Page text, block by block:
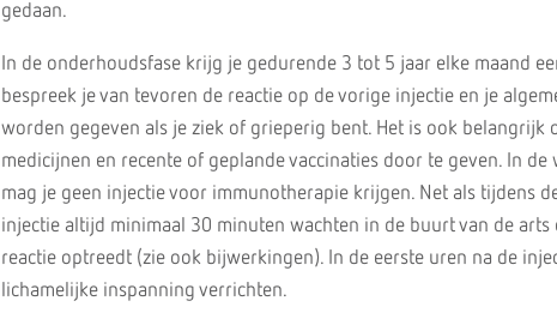
gedaan.
In de onderhoudsfase krijg je gedurende 3 tot 5 jaar elke maand
bespreek je van tevoren de reactie op de vorige injectie en je
worden gegeven als je ziek of grieperig bent. Het is ook belangrijk
medicijnen en recente of geplande vaccinaties door te geven. In de
mag je geen injectie voor immunotherapie krijgen. Net als tijdens
injectie altijd minimaal 30 minuten wachten in de buurt van de arts
reactie optreedt (zie ook bijwerkingen). In de eerste uren na de
lichamelijke inspanning verrichten.